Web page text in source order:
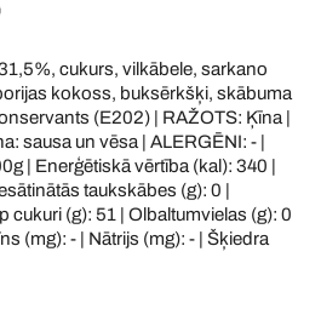
cukurs, vilkābele, sarkano
kokoss, buksērkšķi, skābuma
(E202) | RAŽOTS: Ķīna |
sausa un vēsa | ALERGĒNI: - |
| Enerģētiskā vērtība (kal): 340 |
taukskābes (g): 0 |
cukuri (g): 51 | Olbaltumvielas (g): 0
(mg): - | Nātrijs (mg): - | Šķiedra